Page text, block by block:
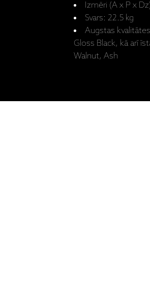
Izmēri (A x P x
Svars: 22.5 kg
Augstas
Gloss Black, kā arī
Walnut, Ash